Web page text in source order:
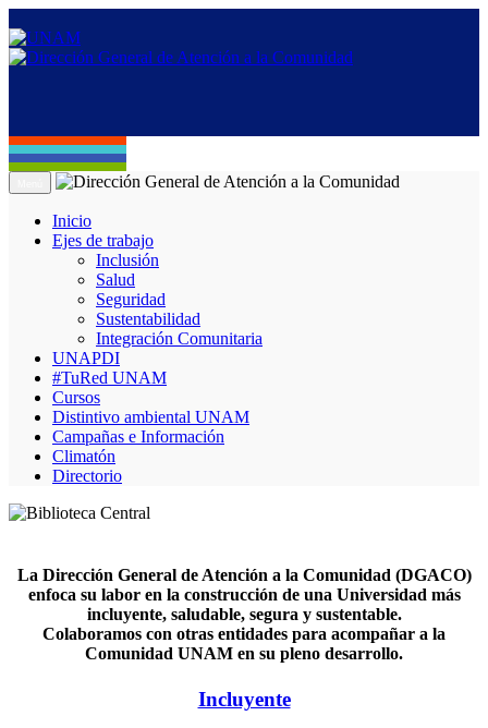
Inicio
Ejes de trabajo
Inclusión
Salud
Seguridad
Sustentabilidad
Integración Comunitaria
UNAPDI
#TuRed UNAM
Cursos
Distintivo ambiental UNAM
Campañas e Información
Climatón
Directorio
La Dirección General de Atención a la Comunidad (DGACO)
enfoca su labor en la construcción de una Universidad más
incluyente, saludable, segura y sustentable.
Colaboramos con otras entidades para acompañar a la
Comunidad UNAM en su pleno desarrollo.
Incluyente